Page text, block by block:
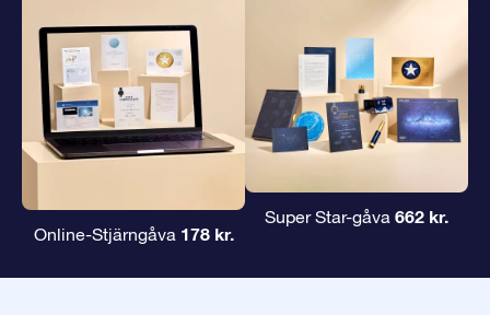
Online-Stjärngåva 178 kr.
Super Star-gåva 662 kr.